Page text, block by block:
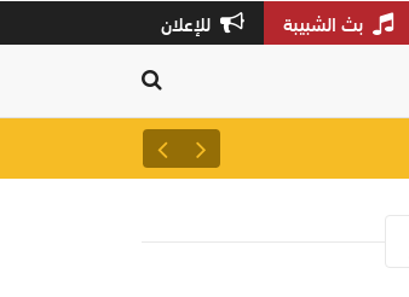
بث الشبيبة للإعلان
بمشاركة 100 عارض.. انطلاق ملتقى ومعرض الأمن الغذائي 2026 بصلالة بعد غدٍ